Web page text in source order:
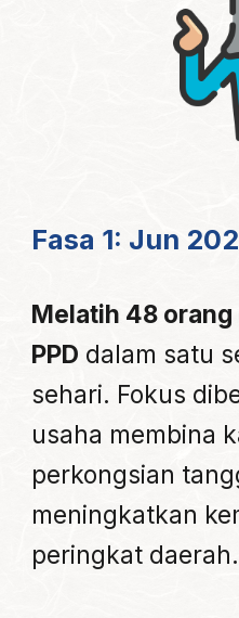
Fasa 1: Jun
Melatih 48
PPD dalam satu
sehari. Fokus
usaha membina
perkongsian
meningkatkan
peringkat daerah.